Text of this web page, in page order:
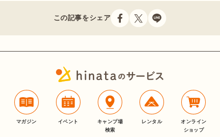
この記事をシェア
マガジン イベント
キャンプ場
検索
レンタル
オンライン
ショップ